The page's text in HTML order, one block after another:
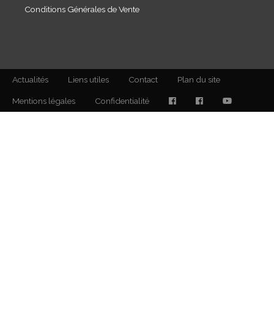
Conditions Générales de Vente
Actualités Liens utiles Contact Plan du site
Mentions légales Confidentialité